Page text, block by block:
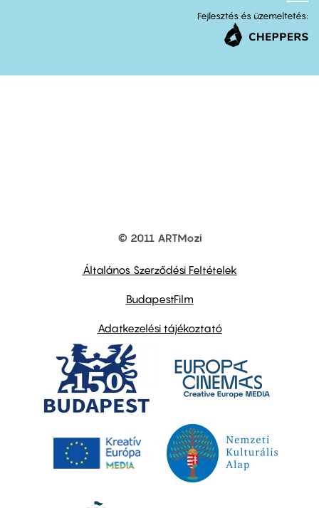
Fejlesztés és üzemeltetés:
© 2011 ARTMozi
Általános Szerződési Feltételek
BudapestFilm
Adatkezelési tájékoztató